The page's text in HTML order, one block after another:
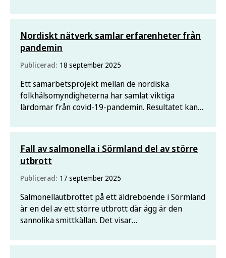
Nordiskt nätverk samlar erfarenheter från
pandemin
Publicerad: 18 september 2025
Ett samarbetsprojekt mellan de nordiska
folkhälsomyndigheterna har samlat viktiga
lärdomar från covid-19-pandemin. Resultatet kan
och beredskap i regionen.
Fall av salmonella i Sörmland del av större
utbrott
Publicerad: 17 september 2025
Salmonellautbrottet på ett äldreboende i Sörmland
är en del av ett större utbrott där ägg är den
sannolika smittkällan. Det visar